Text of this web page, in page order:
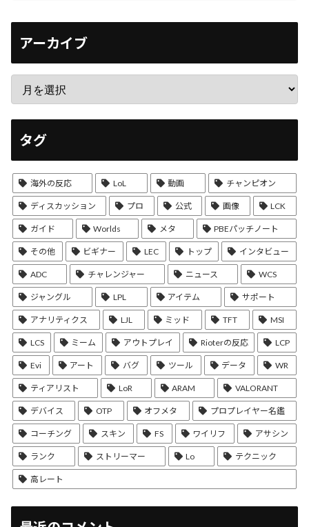
アーカイブ
タグ
海外の反応 LoL 動画 チャンピオン
ディスカッション プロ 公式 画像 LCK
ガイド Worlds メタ PBEパッチノート
その他 ビギナー LEC トップ インタビュー
ADC チャレンジャー ニュース WCS
ジャングル LPL アイテム サポート
アナリティクス LJL ミッド TFT MSI
LCS ミーム アウトプレイ Rioterの反応 LCP
Evi アート バグ ツール データ WR
ティアリスト LoR ARAM VALORANT
デバイス OTP オフメタ プロプレイヤー名鑑
コーチング スキン FS ワイリフ アサシン
ランク ストリーマー Lo テクニック
高レート